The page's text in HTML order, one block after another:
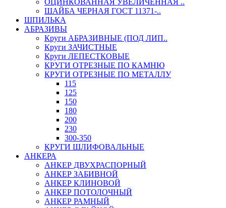
ОЦИНКОВАННАЯ УВЕЛИЧЕННАЯ ..
ШАЙБА ЧЕРНАЯ ГОСТ 11371-..
ШПИЛЬКА
АБРАЗИВЫ
Круги АБРАЗИВНЫЕ (ПОД ЛИП..
Круги ЗАЧИСТНЫЕ
Круги ЛЕПЕСТКОВЫЕ
КРУГИ ОТРЕЗНЫЕ ПО КАМНЮ
КРУГИ ОТРЕЗНЫЕ ПО МЕТАЛЛУ
115
125
150
180
200
230
300-350
КРУГИ ШЛИФОВАЛЬНЫЕ
АНКЕРА
АНКЕР ДВУХРАСПОРНЫЙ
АНКЕР ЗАБИВНОЙ
АНКЕР КЛИНОВОЙ
АНКЕР ПОТОЛОЧНЫЙ
АНКЕР РАМНЫЙ